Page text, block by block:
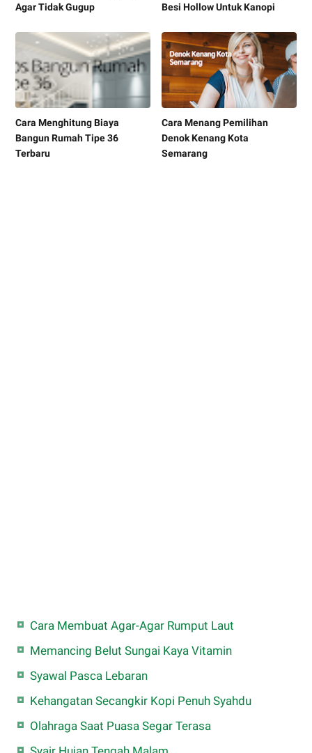
Agar Tidak Gugup
Besi Hollow Untuk Kanopi
Cara Menghitung Biaya
Bangun Rumah Tipe 36
Terbaru
Cara Menang Pemilihan
Denok Kenang Kota
Semarang
Cara Membuat Agar-Agar Rumput Laut
Memancing Belut Sungai Kaya Vitamin
Syawal Pasca Lebaran
Kehangatan Secangkir Kopi Penuh Syahdu
Olahraga Saat Puasa Segar Terasa